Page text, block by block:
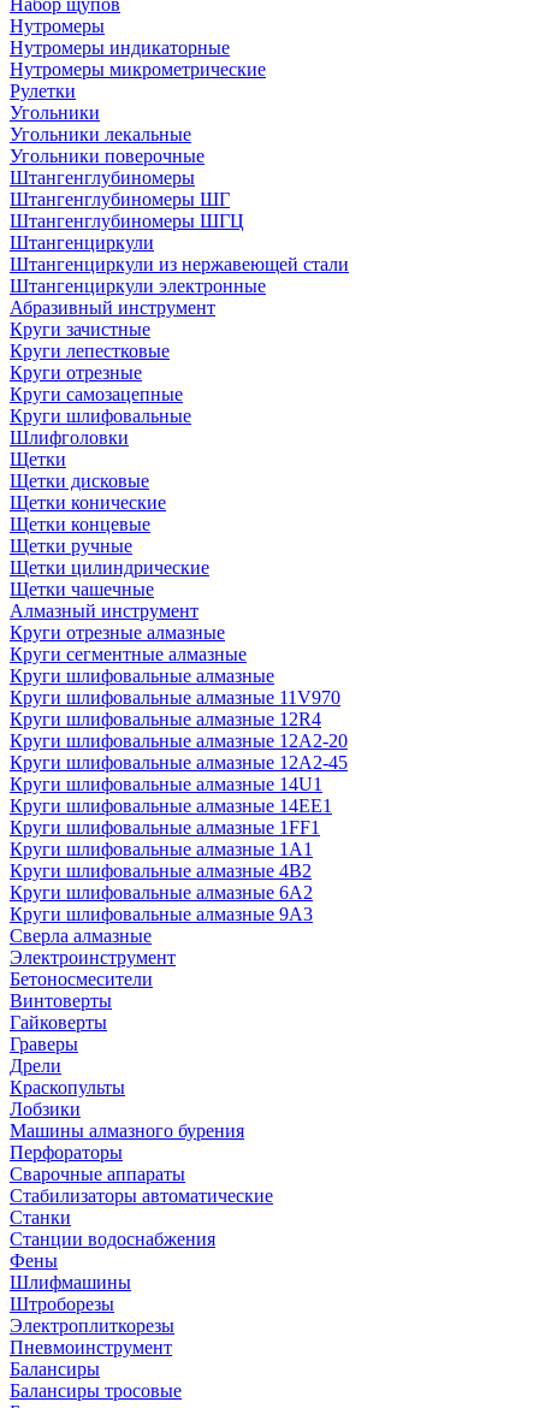
Набор щупов
Нутромеры
Нутромеры индикаторные
Нутромеры микрометрические
Рулетки
Угольники
Угольники лекальные
Угольники поверочные
Штангенглубиномеры
Штангенглубиномеры ШГ
Штангенглубиномеры ШГЦ
Штангенциркули
Штангенциркули из нержавеющей стали
Штангенциркули электронные
Абразивный инструмент
Круги зачистные
Круги лепестковые
Круги отрезные
Круги самозацепные
Круги шлифовальные
Шлифголовки
Щетки
Щетки дисковые
Щетки конические
Щетки концевые
Щетки ручные
Щетки цилиндрические
Щетки чашечные
Алмазный инструмент
Круги отрезные алмазные
Круги сегментные алмазные
Круги шлифовальные алмазные
Круги шлифовальные алмазные 11V970
Круги шлифовальные алмазные 12R4
Круги шлифовальные алмазные 12А2-20
Круги шлифовальные алмазные 12А2-45
Круги шлифовальные алмазные 14U1
Круги шлифовальные алмазные 14ЕЕ1
Круги шлифовальные алмазные 1FF1
Круги шлифовальные алмазные 1А1
Круги шлифовальные алмазные 4В2
Круги шлифовальные алмазные 6A2
Круги шлифовальные алмазные 9А3
Сверла алмазные
Электроинструмент
Бетоносмесители
Винтоверты
Гайковерты
Граверы
Дрели
Краскопульты
Лобзики
Машины алмазного бурения
Перфораторы
Сварочные аппараты
Стабилизаторы автоматические
Станки
Станции водоснабжения
Фены
Шлифмашины
Штроборезы
Электроплиткорезы
Пневмоинструмент
Балансиры
Балансиры тросовые